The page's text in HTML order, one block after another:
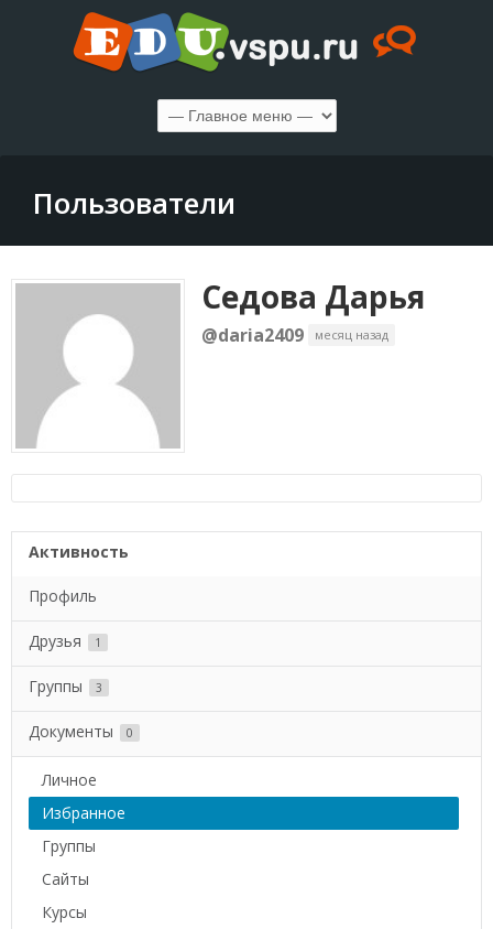
Пользователи
Седова Дарья
@daria2409 месяц назад
Активность
Профиль
Друзья 1
Группы 3
Документы 0
Личное
Избранное
Группы
Сайты
Курсы